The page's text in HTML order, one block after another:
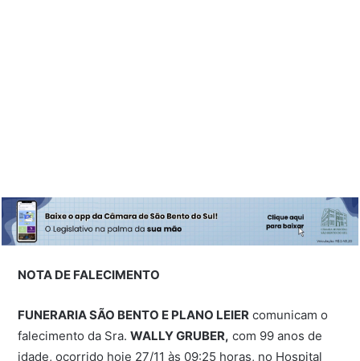
NOTA DE FALECIMENTO
FUNERARIA SÃO BENTO E PLANO LEIER comunicam o
falecimento da Sra.WALLY GRUBER, com 99 anos de
idade, ocorrido hoje 27/11 às 09:25 horas, no Hospital